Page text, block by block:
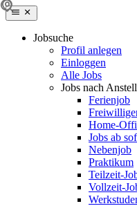
Jobsuche
Profil anlegen
Einloggen
Alle Jobs
Jobs nach
Ferienjob
Home-
Jobs ab
Nebenjob
Praktikum
Teilzeit-
Vollzeit-